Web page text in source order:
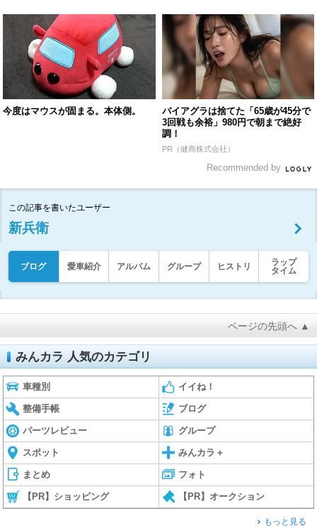
今度はマウスが固まる。本体側。
バイアグラは捨てた「65歳が45分で
3回戦も余裕」980円で朝まで絶好
調！
PR（健商株式会社）
Recommended by
この記事を書いたユーザー
新兵衛
ブログ 愛車紹介 アルバム グループ ヒストリ
ラップ
タイム
ページの先頭へ ▲
みんカラ 人気のカテゴリ
車種別 イイね！
整備手帳 ブログ
パーツレビュー グループ
スポット みんカラ＋
まとめ フォト
【PR】ショッピング 【PR】オークション
もっと見る